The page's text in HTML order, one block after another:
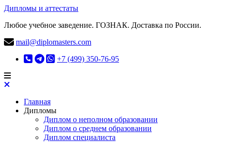
Дипломы и аттестаты
Любое учебное заведение. ГОЗНАК. Доставка по России.
mail@diplomasters.com
+7 (499) 350-76-95
Главная
Дипломы
Диплом о неполном образовании
Диплом о среднем образовании
Диплом специалиста